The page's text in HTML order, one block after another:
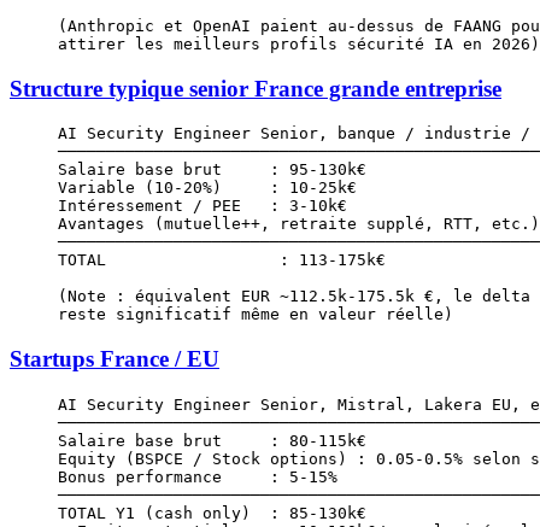
(Anthropic et OpenAI paient au-dessus de FAANG
attirer les meilleurs profils sécurité IA en 2026)
Structure typique senior France grande entreprise
AI Security Engineer Senior, banque / industrie /
Salaire base brut     : 95-130k€
Variable (10-20%)     : 10-25k€
Intéressement / PEE   : 3-10k€
Avantages (mutuelle++, retraite supplé, RTT,
TOTAL                  : 113-175k€
(Note : équivalent EUR ~112.5k-175.5k €, le delta
reste significatif même en valeur réelle)
Startups France / EU
AI Security Engineer Senior, Mistral, Lakera EU,
Salaire base brut     : 80-115k€
Equity (BSPCE / Stock options) : 0.05-0.5% selon
Bonus performance     : 5-15%
TOTAL Y1 (cash only)  : 85-130k€